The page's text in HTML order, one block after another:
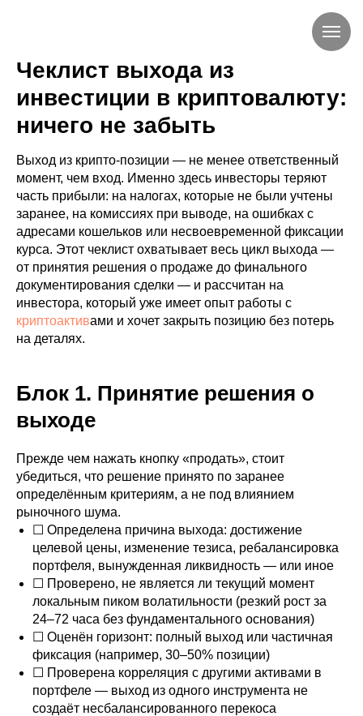
Чеклист выхода из
инвестиции в криптовалюту:
ничего не забыть
Выход из крипто-позиции — не менее ответственный
момент, чем вход. Именно здесь инвесторы теряют
часть прибыли: на налогах, которые не были учтены
заранее, на комиссиях при выводе, на ошибках с
адресами кошельков или несвоевременной фиксации
курса. Этот чеклист охватывает весь цикл выхода —
от принятия решения о продаже до финального
документирования сделки — и рассчитан на
инвестора, который уже имеет опыт работы с
криптоактивами и хочет закрыть позицию без потерь
на деталях.
Блок 1. Принятие решения о
выходе
Прежде чем нажать кнопку «продать», стоит
убедиться, что решение принято по заранее
определённым критериям, а не под влиянием
рыночного шума.
☐ Определена причина выхода: достижение
целевой цены, изменение тезиса, ребалансировка
портфеля, вынужденная ликвидность — или иное
☐ Проверено, не является ли текущий момент
локальным пиком волатильности (резкий рост за
24–72 часа без фундаментального основания)
☐ Оценён горизонт: полный выход или частичная
фиксация (например, 30–50% позиции)
☐ Проверена корреляция с другими активами в
портфеле — выход из одного инструмента не
создаёт несбалансированного перекоса